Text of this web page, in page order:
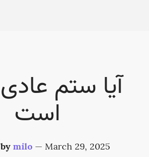
آیا ستم
است
milo — March 29, 2025